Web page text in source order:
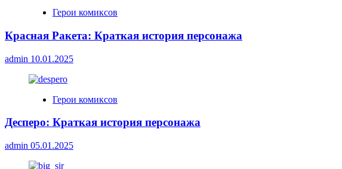
Герои комиксов
Красная Ракета: Краткая история персонажа
admin 10.01.2025
Герои комиксов
Десперо: Краткая история персонажа
admin 05.01.2025